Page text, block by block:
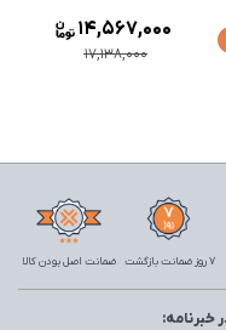
17,138,000
14,567,000
7 روز ضمانت بازگشت ضمانت اصل بودن کالا